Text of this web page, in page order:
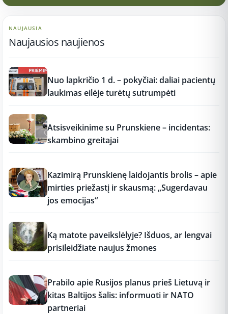
NAUJAUSIA
Naujausios naujienos
Nuo lapkričio 1 d. – pokyčiai: daliai pacientų
laukimas eilėje turėtų sutrumpėti
Atsisveikinime su Prunskiene – incidentas:
skambino greitajai
Kazimirą Prunskienę laidojantis brolis – apie
mirties priežastį ir skausmą: „Sugerdavau
jos emocijas“
Ką matote paveikslėlyje? Išduos, ar lengvai
prisileidžiate naujus žmones
Prabilo apie Rusijos planus prieš Lietuvą ir
kitas Baltijos šalis: informuoti ir NATO
partneriai